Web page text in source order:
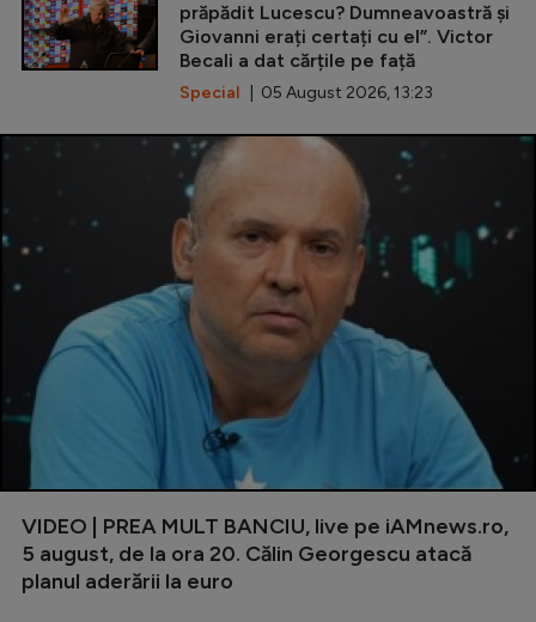
prăpădit Lucescu? Dumneavoastră și
Giovanni erați certați cu el”. Victor
Becali a dat cărțile pe față
Special | 05 August 2026, 13:23
VIDEO | PREA MULT BANCIU, live pe iAMnews.ro,
5 august, de la ora 20. Călin Georgescu atacă
planul aderării la euro